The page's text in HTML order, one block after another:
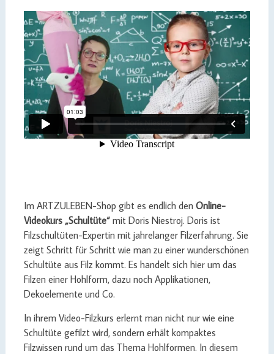
Im ARTZULEBEN-Shop gibt es endlich den Online-
Videokurs „Schultüte“mit Doris Niestroj. Doris ist
Filzschultüten-Expertin mit jahrelanger Filzerfahrung. Sie
zeigt Schritt für Schritt wie man zu einer wunderschönen
Schultüte aus Filz kommt. Es handelt sich hier um das
Filzen einer Hohlform, dazu noch Applikationen,
Dekoelemente und Co.
In ihrem Video-Filzkurs erlernt man nicht nur wie eine
Schultüte gefilzt wird, sondern erhält kompaktes
Filzwissen rund um das Thema Hohlformen. In diesem